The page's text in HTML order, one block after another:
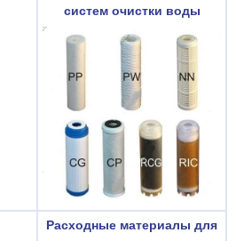
систем очистки воды
Расходные материалы для